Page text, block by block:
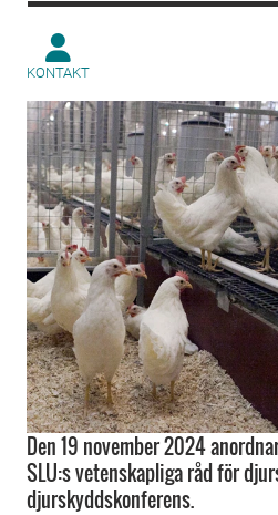
KONTAKT
Den 19 november 2024
SLU:s vetenskapliga råd för
djurskyddskonferens.